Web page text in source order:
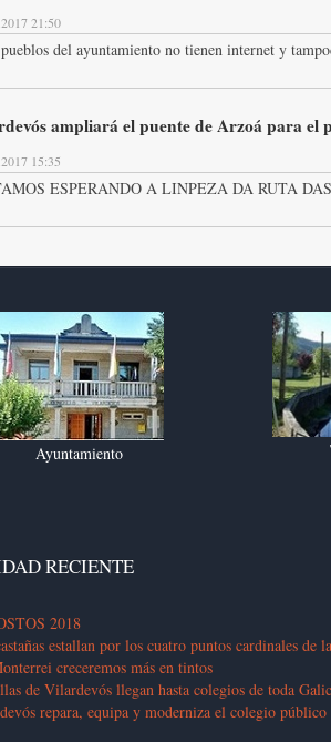
21:50
del ayuntamiento no tienen internet y
ampliará el puente de Arzoá para el
15:35
ESPERANDO A LINPEZA DA RUTA
Ayuntamiento
RECIENTE
2018
estallan por los cuatro puntos cardinales de
creceremos más en tintos
de Vilardevós llegan hasta colegios de toda
repara, equipa y moderniza el colegio público